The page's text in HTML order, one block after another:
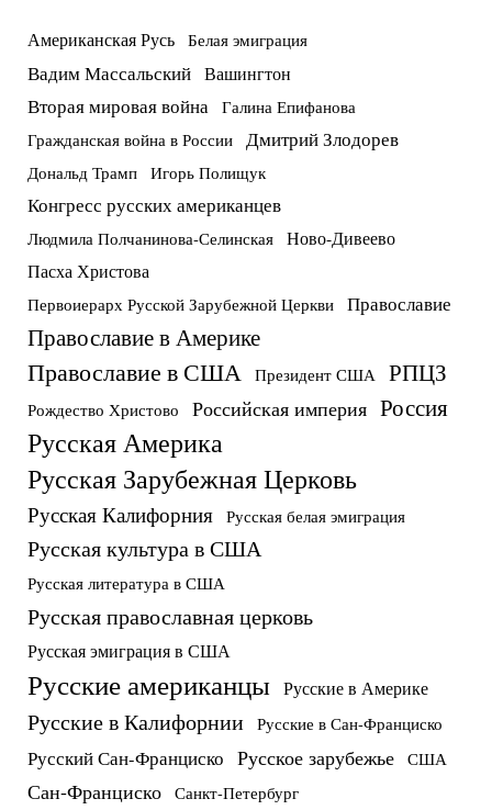
Американская Русь Белая эмиграция
Вадим Массальский Вашингтон
Вторая мировая война Галина Епифанова
Гражданская война в России Дмитрий Злодорев
Дональд Трамп Игорь Полищук
Конгресс русских американцев
Людмила Полчанинова-Селинская Ново-Дивеево
Пасха Христова
Первоиерарх Русской Зарубежной Церкви Православие
Православие в Америке
Православие в США Президент США РПЦЗ
Рождество Христово Российская империя Россия
Русская Америка
Русская Зарубежная Церковь
Русская Калифорния Русская белая эмиграция
Русская культура в США
Русская литература в США
Русская православная церковь
Русская эмиграция в США
Русские американцы Русские в Америке
Русские в Калифорнии Русские в Сан-Франциско
Русский Сан-Франциско Русское зарубежье США
Сан-Франциско Санкт-Петербург